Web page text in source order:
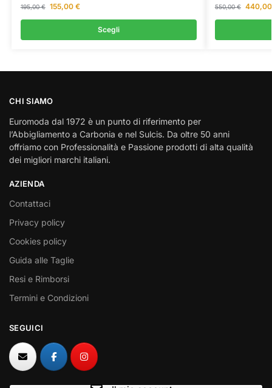
195,00€ 155,00 €
Scegli
550,00€
CHI SIAMO
Euromoda dal 1972 è un punto di riferimento per
l’Abbigliamento a Carbonia e nel Sulcis. Da oltre 50 anni
offriamo con Professionalità e Passione prodotti di alta qualità
dei migliori marchi italiani.
AZIENDA
Contattaci
Privacy policy
Cookies policy
Guida alle Taglie
Resi e Rimborsi
Termini e Condizioni
SEGUICI